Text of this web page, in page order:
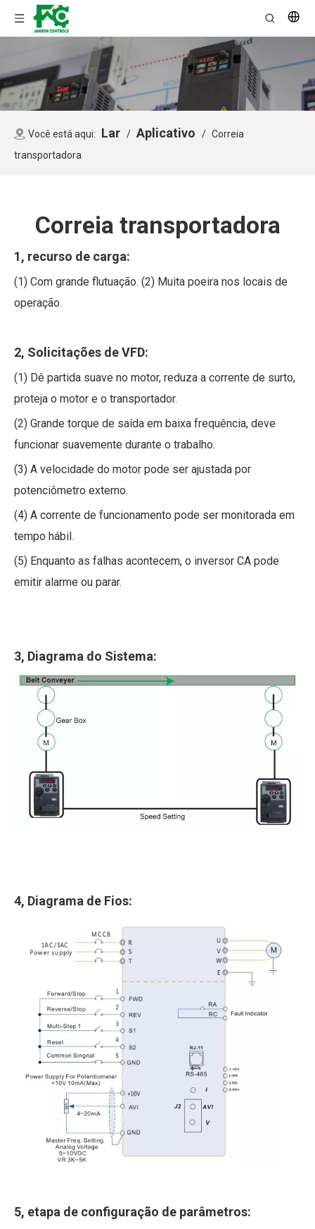
Você está aqui: Lar / Aplicativo / Correia
transportadora
Correia transportadora
1, recurso de carga:
(1) Com grande flutuação. (2) Muita poeira nos locais de
operação.
2, Solicitações de VFD:
(1) Dê partida suave no motor, reduza a corrente de surto,
proteja o motor e o transportador.
(2) Grande torque de saída em baixa frequência, deve
funcionar suavemente durante o trabalho.
(3) A velocidade do motor pode ser ajustada por
potenciômetro externo.
(4) A corrente de funcionamento pode ser monitorada em
tempo hábil.
(5) Enquanto as falhas acontecem, o inversor CA pode
emitir alarme ou parar.
3, Diagrama do Sistema:
4, Diagrama de Fios:
5, etapa de configuração de parâmetros: